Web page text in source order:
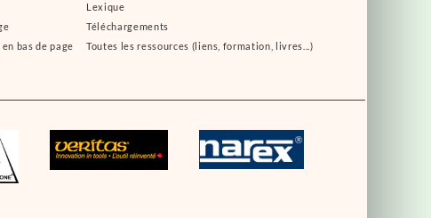
bas de page
Lexique
Téléchargements
Toutes les ressources (liens, formation, livres...)